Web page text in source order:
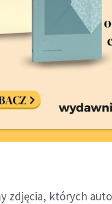
zdjęcia, których